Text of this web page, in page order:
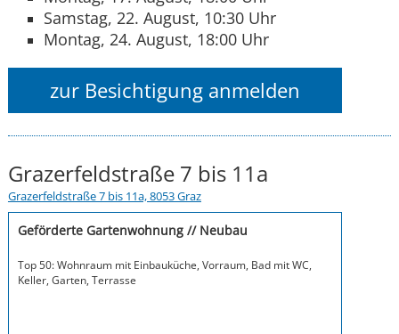
Samstag, 22. August, 10:30 Uhr
Montag, 24. August, 18:00 Uhr
zur Besichtigung anmelden
Grazerfeldstraße 7 bis 11a
Grazerfeldstraße 7 bis 11a, 8053 Graz
Geförderte Gartenwohnung // Neubau
Top 50: Wohnraum mit Einbauküche, Vorraum, Bad mit WC,
Keller, Garten, Terrasse